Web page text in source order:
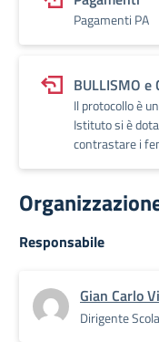
Pagamenti PA
BULLISMO e
Il protocollo è
Istituto si è
contrastare i
Responsabile
Gian Carlo
Dirigente